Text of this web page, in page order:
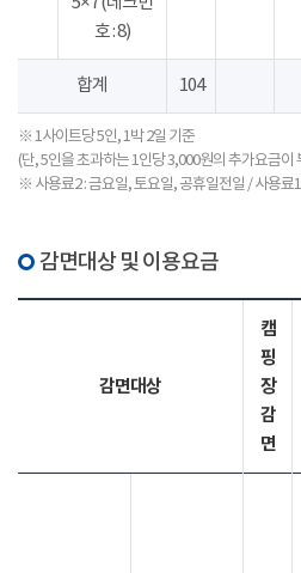
호 : 8)
합계 104
※ 1사이트당 5인, 1박 2일 기준
(단, 5인을 초과하는 1인당 3,000원의 추가요금이
※ 사용료2 : 금요일, 토요일, 공휴일전일 / 사용료
감면대상 및 이용요금
감면대상
캠
핑
장
감
면